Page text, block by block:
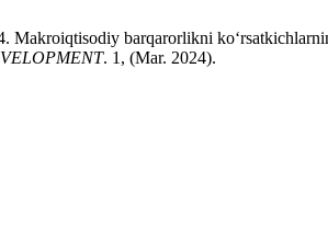
Makroiqtisodiy barqarorlikni
. 1, (Mar. 2024).